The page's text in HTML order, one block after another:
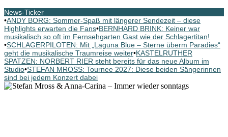
News-Ticker
•ANDY BORG: Sommer-Spaß mit längerer Sendezeit – diese
Highlights erwarten die Fans•BERNHARD BRINK: Keiner war
musikalisch so oft im Fernsehgarten Gast wie der Schlagertitan!
•SCHLAGERPILOTEN: Mit „Laguna Blue – Sterne überm Paradies“
geht die musikalische Traumreise weiter•KASTELRUTHER
SPATZEN: NORBERT RIER steht bereits für das neue Album im
Studio•STEFAN MROSS: Tournee 2027: Diese beiden Sängerinnen
sind bei jedem Konzert dabei